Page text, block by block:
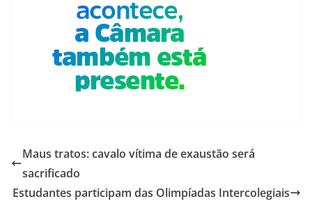
Maus tratos: cavalo vítima de exaustão será
sacrificado
Estudantes participam das Olimpíadas Intercolegiais